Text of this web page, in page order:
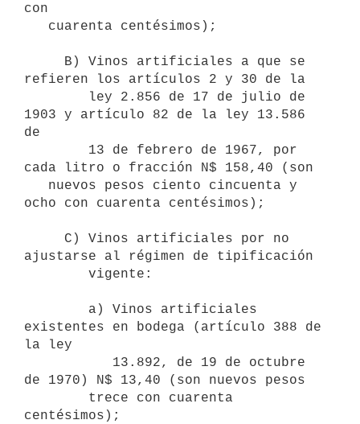
con
refieren los artículos 2 y 30 de la
1903 y artículo 82 de la ley 13.586
de
cada litro o fracción N$ 158,40 (son
ocho con cuarenta centésimos);
ajustarse al régimen de tipificación
existentes en bodega (artículo 388 de
la ley
de 1970) N$ 13,40 (son nuevos pesos
centésimos);